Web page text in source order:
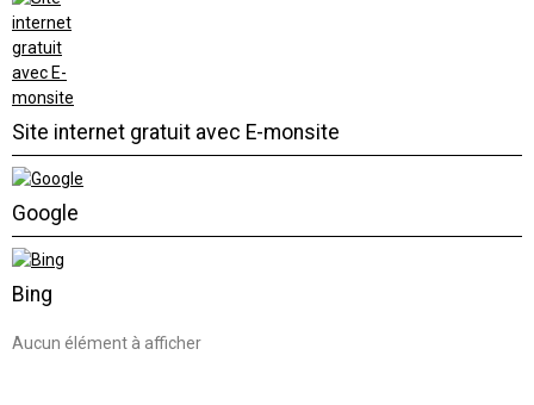
Site internet gratuit avec E-monsite
Google
Bing
Aucun élément à afficher